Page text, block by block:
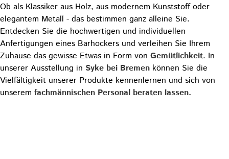
Ob als Klassiker aus Holz, aus modernem Kunststoff oder
elegantem Metall - das bestimmen ganz alleine Sie.
Entdecken Sie die hochwertigen und individuellen
Anfertigungen eines Barhockers und verleihen Sie Ihrem
Zuhause das gewisse Etwas in Form von Gemütlichkeit. In
unserer Ausstellung in Syke bei Bremen können Sie die
Vielfältigkeit unserer Produkte kennenlernen und sich von
unserem fachmännischen Personal beraten lassen.